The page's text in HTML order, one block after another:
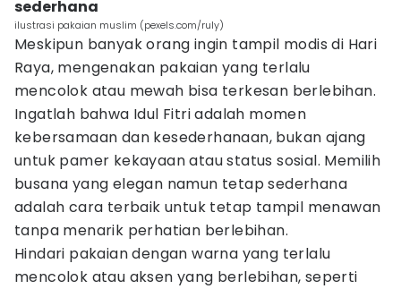
sederhana
ilustrasi pakaian muslim (pexels.com/ruly)
Meskipun banyak orang ingin tampil modis di Hari
Raya, mengenakan pakaian yang terlalu
mencolok atau mewah bisa terkesan berlebihan.
Ingatlah bahwa Idul Fitri adalah momen
kebersamaan dan kesederhanaan, bukan ajang
untuk pamer kekayaan atau status sosial. Memilih
busana yang elegan namun tetap sederhana
adalah cara terbaik untuk tetap tampil menawan
tanpa menarik perhatian berlebihan.
Hindari pakaian dengan warna yang terlalu
mencolok atau aksen yang berlebihan, seperti